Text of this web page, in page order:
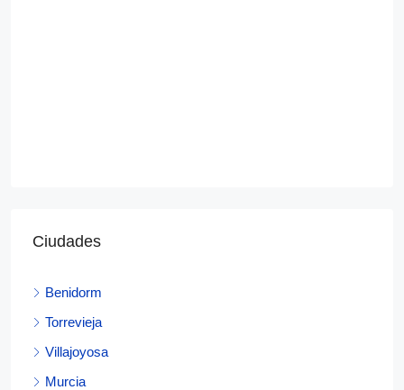
Ciudades
Benidorm
Torrevieja
Villajoyosa
Murcia